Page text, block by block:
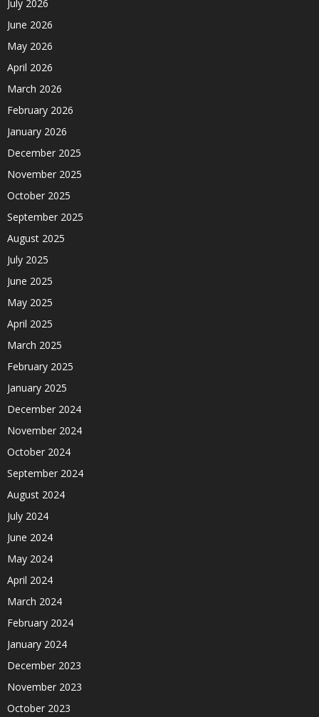
July 2026
June 2026
May 2026
April 2026
March 2026
February 2026
January 2026
December 2025
November 2025
October 2025
September 2025
August 2025
July 2025
June 2025
May 2025
April 2025
March 2025
February 2025
January 2025
December 2024
November 2024
October 2024
September 2024
August 2024
July 2024
June 2024
May 2024
April 2024
March 2024
February 2024
January 2024
December 2023
November 2023
October 2023